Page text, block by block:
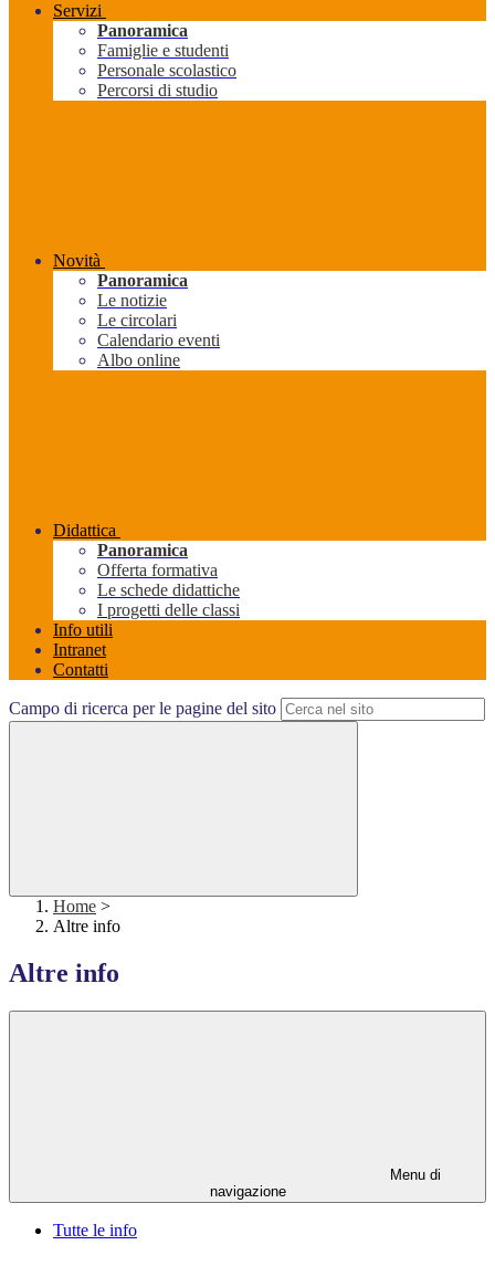
Servizi
Panoramica
Famiglie e studenti
Personale scolastico
Percorsi di studio
Novità
Panoramica
Le notizie
Le circolari
Calendario eventi
Albo online
Didattica
Panoramica
Offerta formativa
Le schede didattiche
I progetti delle classi
Info utili
Intranet
Contatti
Campo di ricerca per le pagine del sito
Home >
Altre info
Altre info
Menu di
navigazione
Tutte le info